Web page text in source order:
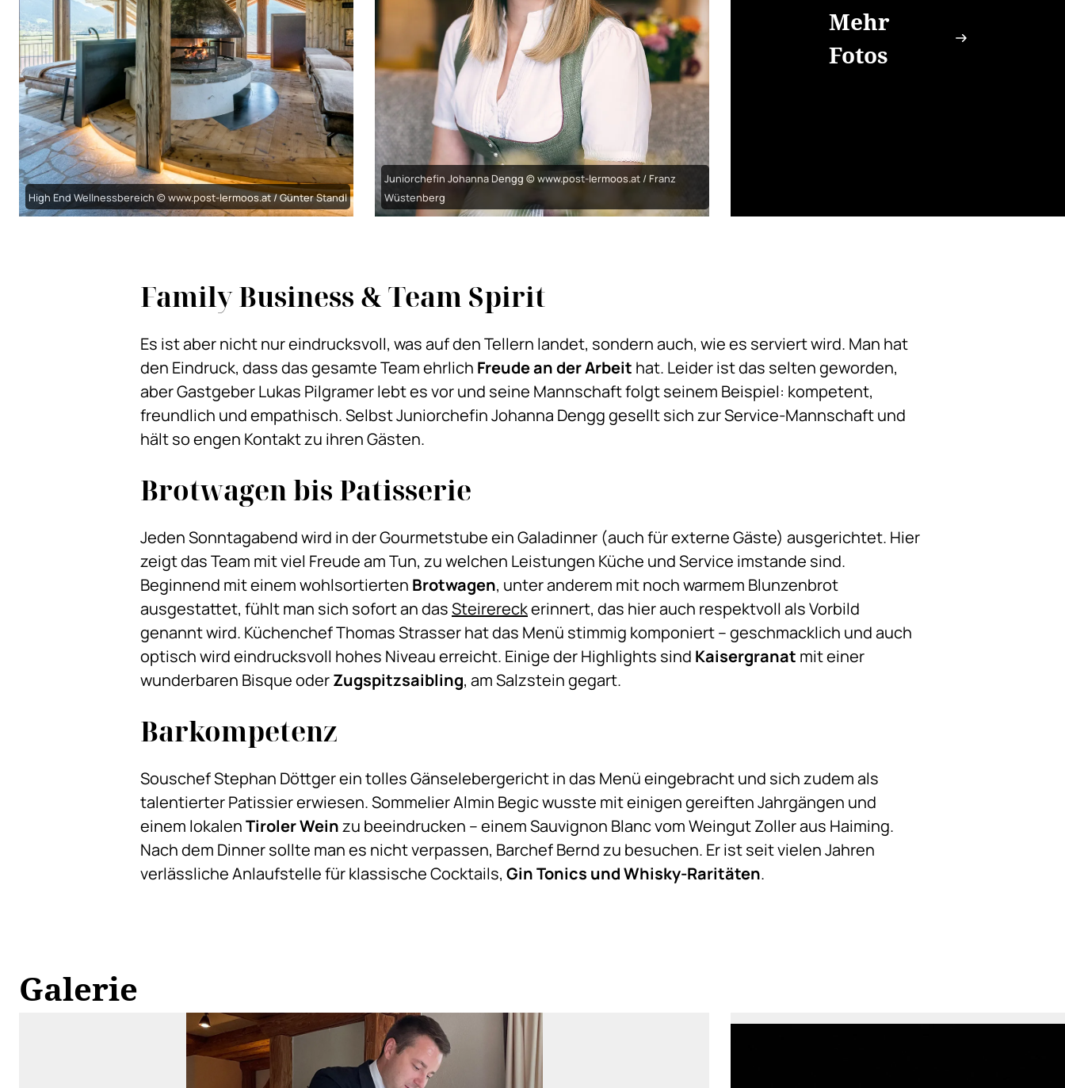
High End Wellnessbereich © www.post-lermoos.at / Günter Standl
Juniorchefin Johanna Dengg © www.post-lermoos.at / Franz
Wüstenberg
Mehr
Fotos
Family Business & Team Spirit
Es ist aber nicht nur eindrucksvoll, was auf den Tellern landet, sondern auch, wie es serviert wird. Man hat
den Eindruck, dass das gesamte Team ehrlich Freude an der Arbeit hat. Leider ist das selten geworden,
aber Gastgeber Lukas Pilgramer lebt es vor und seine Mannschaft folgt seinem Beispiel: kompetent,
freundlich und empathisch. Selbst Juniorchefin Johanna Dengg gesellt sich zur Service-Mannschaft und
hält so engen Kontakt zu ihren Gästen.
Brotwagen bis Patisserie
Jeden Sonntagabend wird in der Gourmetstube ein Galadinner (auch für externe Gäste) ausgerichtet. Hier
zeigt das Team mit viel Freude am Tun, zu welchen Leistungen Küche und Service imstande sind.
Beginnend mit einem wohlsortierten Brotwagen, unter anderem mit noch warmem Blunzenbrot
ausgestattet, fühlt man sich sofort an dasSteirereckerinnert, das hier auch respektvoll als Vorbild
genannt wird. Küchenchef Thomas Strasser hat das Menü stimmig komponiert – geschmacklich und auch
optisch wird eindrucksvoll hohes Niveau erreicht. Einige der Highlights sind Kaisergranat mit einer
wunderbaren Bisque oderZugspitzsaibling, am Salzstein gegart.
Barkompetenz
Souschef Stephan Döttger ein tolles Gänselebergericht in das Menü eingebracht und sich zudem als
talentierter Patissier erwiesen. Sommelier Almin Begic wusste mit einigen gereiften Jahrgängen und
einem lokalenTiroler Weinzu beeindrucken – einem Sauvignon Blanc vom Weingut Zoller aus Haiming.
Nach dem Dinner sollte man es nicht verpassen, Barchef Bernd zu besuchen. Er ist seit vielen Jahren
verlässliche Anlaufstelle für klassische Cocktails, Gin Tonics und Whisky-Raritäten.
Galerie